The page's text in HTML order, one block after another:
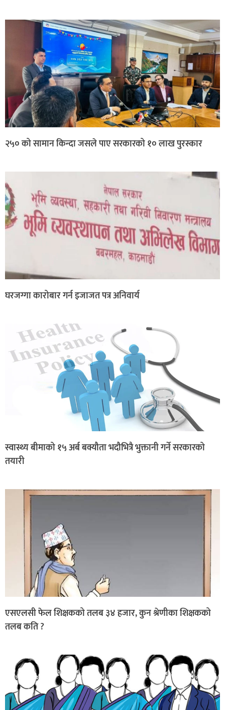
२५० को सामान किन्दा जसले पाए सरकारको १० लाख पुरस्कार
घरजग्गा कारोबार गर्न इजाजत पत्र अनिवार्य
स्वास्थ्य बीमाको १५ अर्ब बक्यौता भदौभित्रै भुक्तानी गर्ने सरकारको
तयारी
एसएलसी फेल शिक्षकको तलब ३४ हजार, कुन श्रेणीका शिक्षकको
तलब कति ?